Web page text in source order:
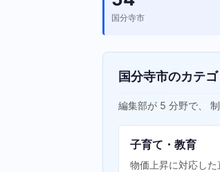
国分寺市
国分寺市のカテ
編集部が 5 分野で、
子育て・教育
物価上昇に対応し